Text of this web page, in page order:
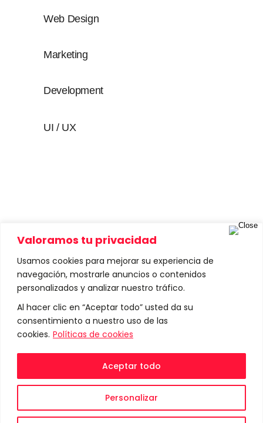
Valoramos tu privacidad
Usamos cookies para mejorar su experiencia de
navegación, mostrarle anuncios o contenidos
personalizados y analizar nuestro tráfico.
Al hacer clic en “Aceptar todo” usted da su
consentimiento a nuestro uso de las
cookies. Políticas de cookies
Personalizar
Aceptar todo
Web Design
Marketing
Development
UI / UX
Click the button for
contact
information.
View More